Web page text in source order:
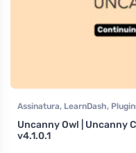
Assinatura, LearnDash,
Uncanny Owl | Uncanny
v4.1.0.1